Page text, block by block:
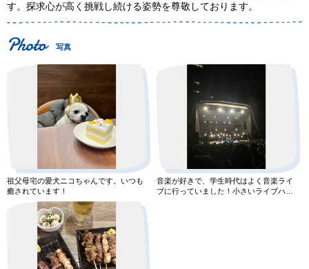
す。探求心が高く挑戦し続ける姿勢を尊敬しております。
写真
祖父母宅の愛犬ニコちゃんです。いつも
癒されています！
音楽が好きで、学生時代はよく音楽ライ
ブに行っていました！小さいライブハウ